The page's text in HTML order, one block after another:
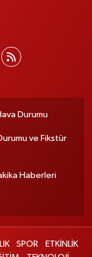
Durumu
ve Fikstür
Haberleri
SPOR
ETKİNLİK